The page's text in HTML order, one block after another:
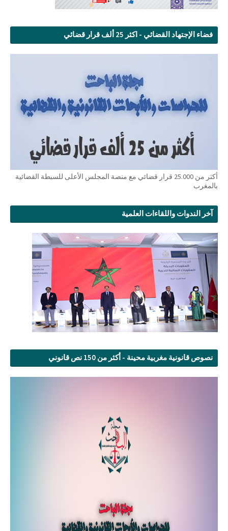
فضاء الإجتهاد القضائي - اكثر 25 ألف قرار قضائي
أكثر من 25.000 قرار قضائي مع منصة المجلس الأعلى للسبطة القضائية
بالمغرب
آخر الندوات واللقاءات العلمية
نصوص قانونية مغربية محينة - أكثر من 150 نص قانوني